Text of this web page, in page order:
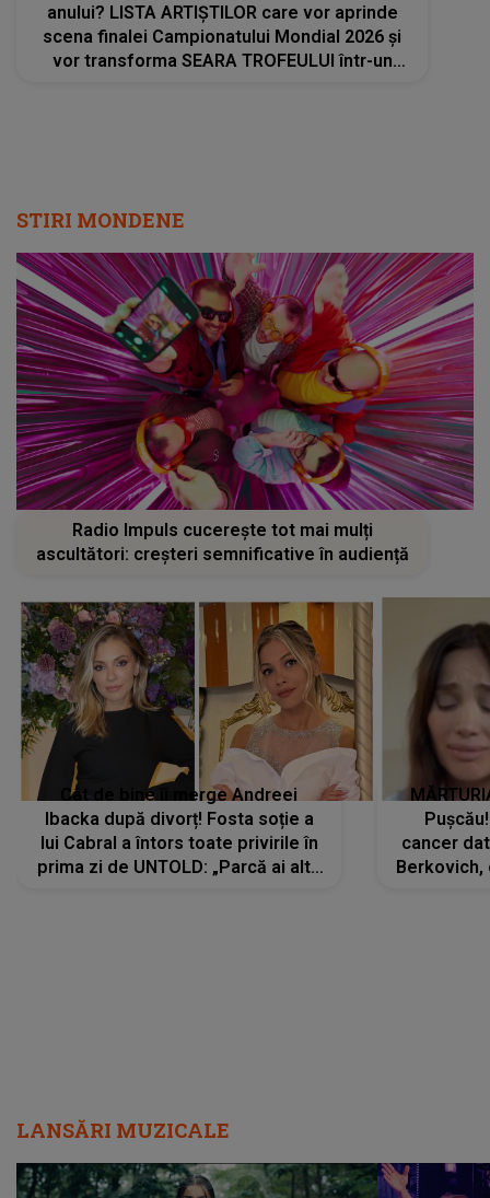
anului? LISTA ARTIȘTILOR care vor aprinde
scena finalei Campionatului Mondial 2026 și
vor transforma SEARA TROFEULUI într-un
STIRI MONDENE
Radio Impuls cucerește tot mai mulți
ascultători: creșteri semnificative în audiență
Cât de bine îi merge Andreei
Ibacka după divorț! Fosta soție a
lui Cabral a întors toate privirile în
prima zi de UNTOLD: „Parcă ai altă
cancer
Berkovich,
LANSĂRI MUZICALE